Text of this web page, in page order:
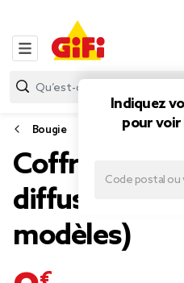
Indiquez
pour voir
Bougie
Coffret
diffuseur et
modèles)
9,90 €